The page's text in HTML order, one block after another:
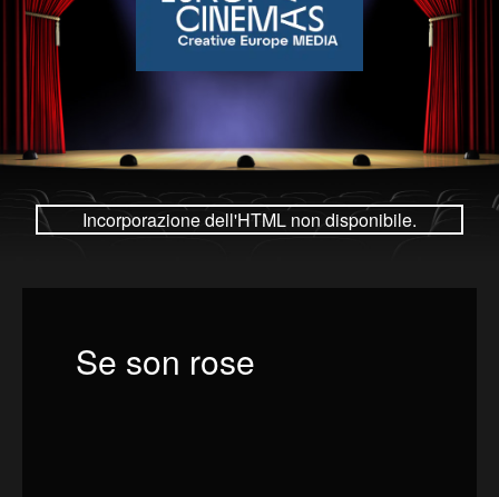
Incorporazione dell'HTML non disponibile.
Se son rose